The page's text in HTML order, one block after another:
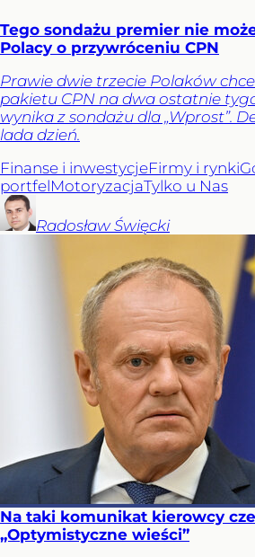
Tego sondażu premier nie
Polacy o przywróceniu CPN
Prawie dwie trzecie Polaków
pakietu CPN na dwa ostatnie
wynika z sondażu dla „Wprost”.
lada dzień.
Finanse i inwestycjeFirmy i rynki
portfelMotoryzacjaTylko u Nas
Radosław Święcki
Na taki komunikat kierowcy
„Optymistyczne wieści”